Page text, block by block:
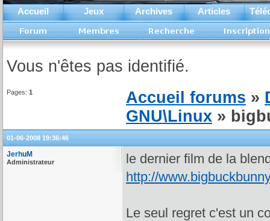
Accueil Jeux Archives Articles
Vous n'êtes pas identifié.
Pages: 1 Accueil forums »
GNU\Linux »
01-06-2008 19:36:46
JerhuM
Administrateur
le dernier film de la
http://
Le seul regret c'est un